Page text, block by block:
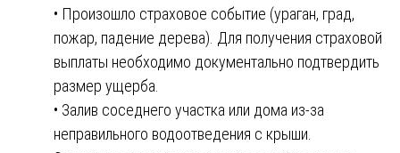
• Произошло страховое событие (ураган, град,
пожар, падение дерева). Для получения страховой
выплаты необходимо документально подтвердить
размер ущерба.
• Залив соседнего участка или дома из-за
неправильного водоотведения с крыши.